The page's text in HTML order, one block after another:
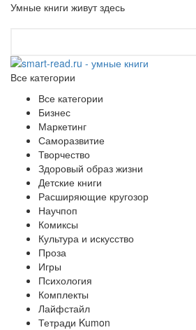
Умные книги живут здесь
Все категории
Все категории
Бизнес
Маркетинг
Саморазвитие
Творчество
Здоровый образ жизни
Детские книги
Расширяющие кругозор
Научпоп
Комиксы
Культура и искусство
Проза
Игры
Психология
Комплекты
Лайфстайл
Тетради Kumon